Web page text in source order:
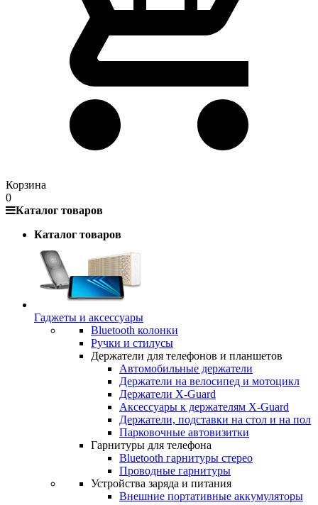
Корзина
0
Каталог товаров
Каталог товаров
Гаджеты и аксессуары
Bluetooth колонки
Ручки и стилусы
Держатели для телефонов и планшетов
Автомобильные держатели
Держатели на велосипед и мотоцикл
Держатели X-Guard
Аксессуары к держателям X-Guard
Держатели, подставки на стол и на пол
Парковочные автовизитки
Гарнитуры для телефона
Bluetooth гарнитуры стерео
Проводные гарнитуры
Устройства заряда и питания
Внешние портативные аккумуляторы